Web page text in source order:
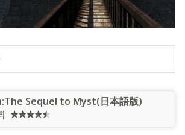
Sequel to Myst(日本語版)